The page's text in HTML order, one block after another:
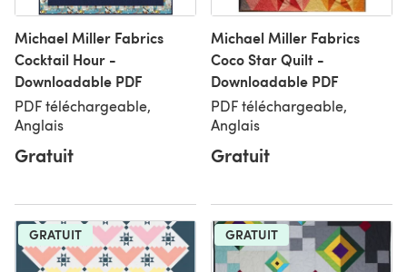
Michael Miller Fabrics
Cocktail Hour -
Downloadable PDF
PDF téléchargeable,
Anglais
Gratuit
Michael Miller Fabrics
Coco Star Quilt -
Downloadable PDF
PDF téléchargeable,
Anglais
Gratuit
GRATUIT GRATUIT